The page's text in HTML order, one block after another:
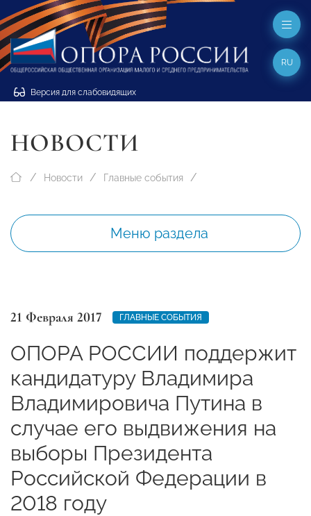
Версия для слабовидящих
RU
НОВОСТИ
Новости Главные события
Меню раздела
21 Февраля 2017 ГЛАВНЫЕ СОБЫТИЯ
ОПОРА РОССИИ поддержит
кандидатуру Владимира
Владимировича Путина в
случае его выдвижения на
выборы Президента
Российской Федерации в
2018 году